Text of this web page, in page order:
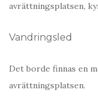
avrättningsplatsen,
Vandringsled
Det borde finnas en
avrättningsplatsen.